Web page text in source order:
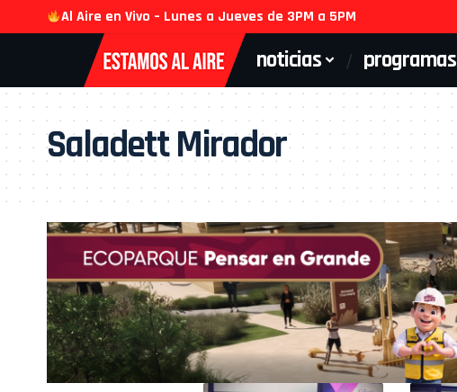
Al Aire en Vivo – Lunes a Jueves de 3PM a 5PM
noticias programas
Saladett Mirador